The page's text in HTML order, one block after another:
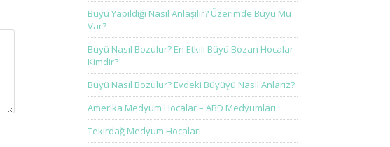
Büyü Yapıldığı Nasıl Anlaşılır? Üzerimde Büyü Mü
Var?
Büyü Nasıl Bozulur? En Etkili Büyü Bozan Hocalar
Kimdir?
Büyü Nasıl Bozulur? Evdeki Büyüyü Nasıl Anlarız?
Amerika Medyum Hocalar – ABD Medyumları
Tekirdağ Medyum Hocaları